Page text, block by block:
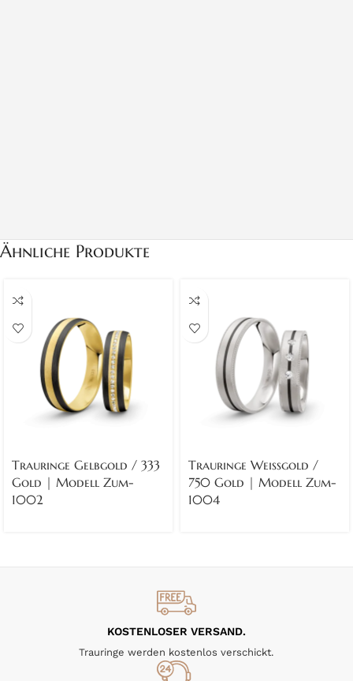
Ähnliche Produkte
Trauringe Gelbgold / 333
Gold | Modell Zum-
1002
Trauringe Weissgold /
750 Gold | Modell Zum-
1004
KOSTENLOSER VERSAND.
Trauringe werden kostenlos verschickt.